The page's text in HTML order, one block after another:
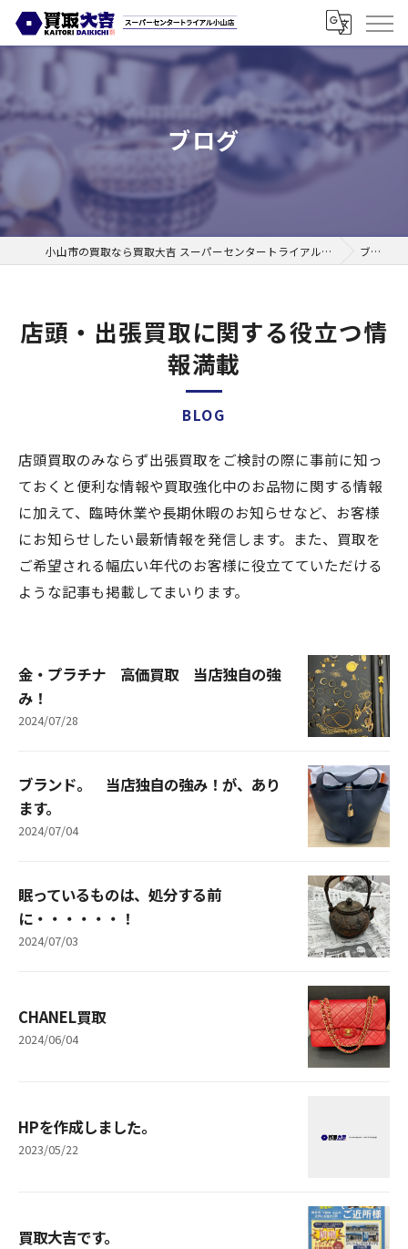
ブログ
小山市の買取なら買取大吉 スーパーセンタートライアル小山店 ブログ
店頭・出張買取に関する役立つ情
報満載
BLOG
店頭買取のみならず出張買取をご検討の際に事前に知っ
ておくと便利な情報や買取強化中のお品物に関する情報
に加えて、臨時休業や長期休暇のお知らせなど、お客様
にお知らせしたい最新情報を発信します。また、買取を
ご希望される幅広い年代のお客様に役立てていただける
ような記事も掲載してまいります。
金・プラチナ 高価買取 当店独自の強
み！
2024/07/28
ブランド。 当店独自の強み！が、あり
ます。
2024/07/04
眠っているものは、処分する前
に・・・・・・！
2024/07/03
CHANEL買取
2024/06/04
HPを作成しました。
2023/05/22
買取大吉です。